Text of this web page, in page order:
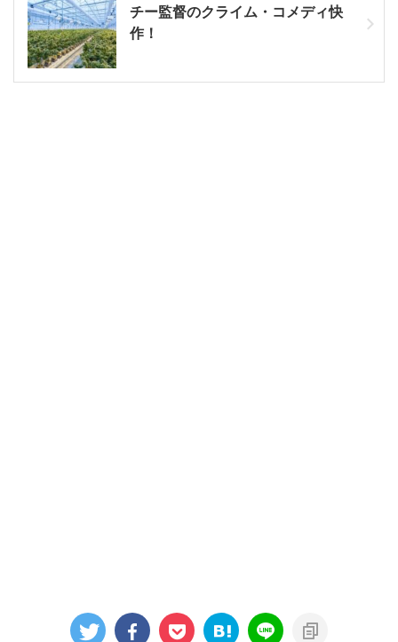
チー監督のクライム・コメディ快
作！